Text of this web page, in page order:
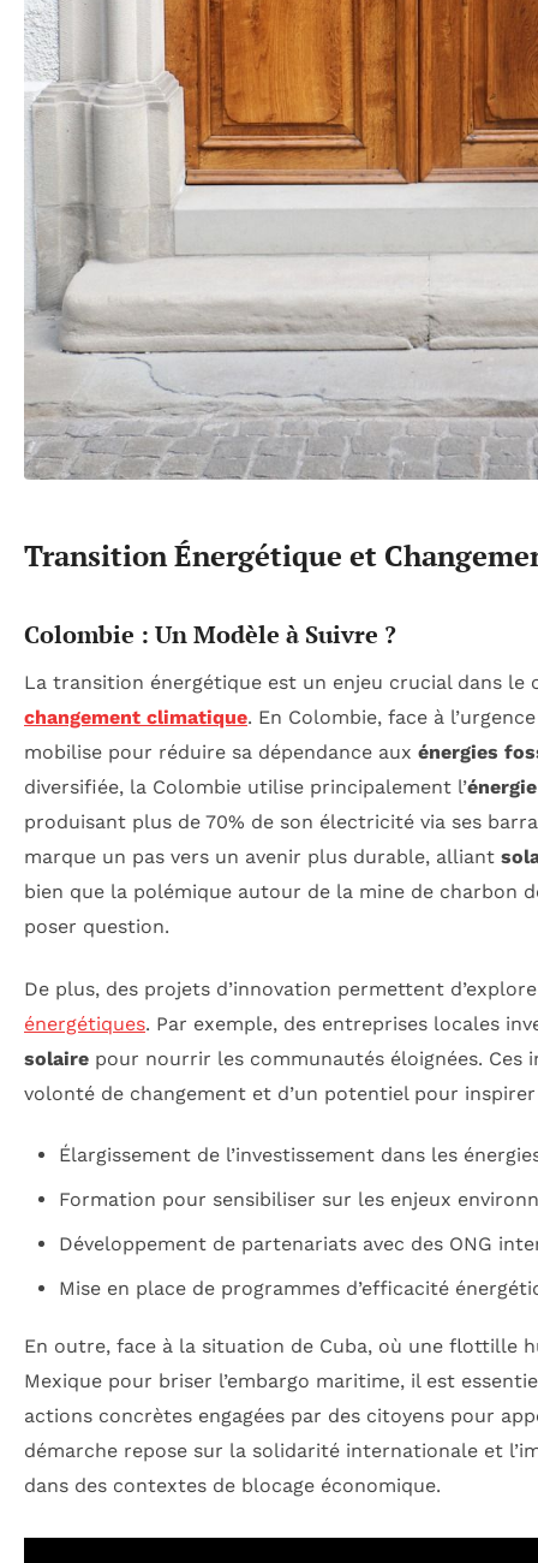
Transition Énergétique et
Colombie : Un Modèle à Suivre ?
La transition énergétique est un enjeu crucial dans le
changement climatique. En Colombie, face à
mobilise pour réduire sa dépendance aux énergies
diversifiée, la Colombie utilise principalement l’
produisant plus de 70% de son électricité via ses
marque un pas vers un avenir plus durable, alliant
bien que la polémique autour de la mine de charbon
poser question.
De plus, des projets d’innovation permettent
énergétiques. Par exemple, des entreprises locales
solaire pour nourrir les communautés éloignées. Ces
volonté de changement et d’un potentiel pour inspirer
Élargissement de l’investissement dans les
Formation pour sensibiliser sur les enjeux
Développement de partenariats avec des ONG
Mise en place de programmes d’efficacité
En outre, face à la situation de Cuba, où une flottille
Mexique pour briser l’embargo maritime, il est
actions concrètes engagées par des citoyens pour
démarche repose sur la solidarité internationale et
dans des contextes de blocage économique.